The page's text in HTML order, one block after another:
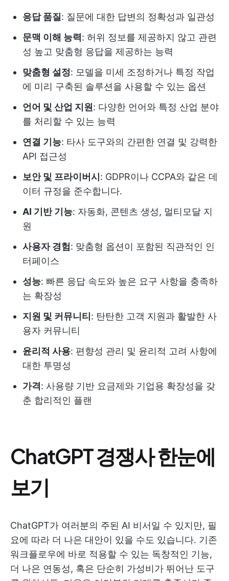
응답 품질 : 질문에 대한 답변의 정확성과 일관성
문맥 이해 능력 : 허위 정보를 제공하지 않고 관련
성 높고 맞춤형 응답을 제공하는 능력
맞춤형 설정: 모델을 미세 조정하거나 특정 작업
에 미리 구축된 솔루션을 사용할 수 있는 옵션
언어 및 산업 지원 : 다양한 언어와 특정 산업 분야
를 처리할 수 있는 능력
연결 기능: 타사 도구와의 간편한 연결 및 강력한
API 접근성
보안 및 프라이버시 : GDPR이나 CCPA와 같은 데
이터 규정을 준수합니다.
AI 기반 기능: 자동화, 콘텐츠 생성, 멀티모달 지
원
사용자 경험: 맞춤형 옵션이 포함된 직관적인 인
터페이스
성능: 빠른 응답 속도와 높은 요구 사항을 충족하
는 확장성
지원 및 커뮤니티 : 탄탄한 고객 지원과 활발한 사
용자 커뮤니티
윤리적 사용: 편향성 관리 및 윤리적 고려 사항에
대한 투명성
가격 : 사용량 기반 요금제와 기업용 확장성을 갖
춘 합리적인 플랜
ChatGPT 경쟁사 한눈에
보기
ChatGPT가 여러분의 주된 AI 비서일 수 있지만, 필
요에 따라 더 나은 대안이 있을 수도 있습니다. 기존
워크플로우에 바로 적용할 수 있는 독창적인 기능,
더 나은 연동성, 혹은 단순히 가성비가 뛰어난 도구